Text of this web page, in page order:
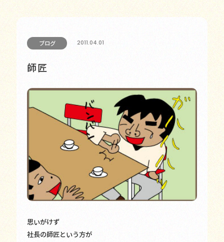
ブログ 2011.04.01
師匠
思いがけず
社長の師匠という方が